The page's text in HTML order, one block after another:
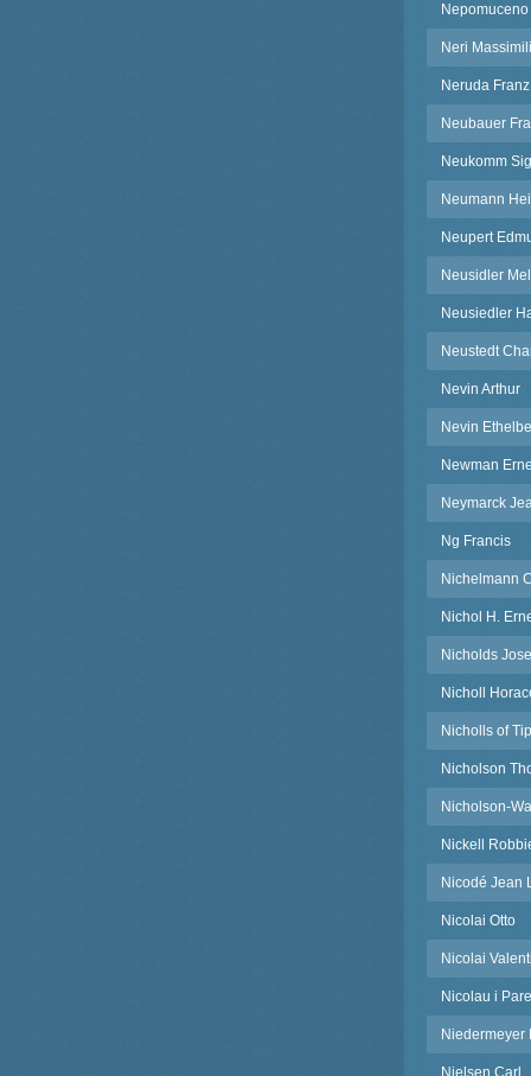
Neri
Neruda Franz
Neubauer
Neukomm
Neumann
Neupert
Neusidler
Neusiedler
Neustedt
Nevin Arthur
Nevin
Newman
Neymarck
Ng Francis
Nichelmann
Nichol H.
Nicholds
Nicholl
Nicholls of
Nicholson
Nicholson-
Nickell
Nicodé Jean
Nicolai Otto
Nicolai
Nicolau i
Niedermeyer
Nielsen Carl